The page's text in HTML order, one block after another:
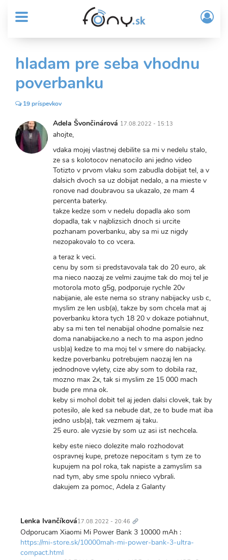
obsah
MENU
Sub
Header
menu
User
account
menu
/
hladam pre seba vhodnu
poverbanku
19 príspevkov
Adela Švončinárová 17.08.2022 - 15:13
ahojte,
vdaka mojej vlastnej debilite sa mi v nedelu stalo,
ze sa s kolotocov nenatocilo ani jedno video
Totizto v prvom vlaku som zabudla dobijat tel, a v
dalsich dvoch sa uz dobijat nedalo, a na mieste v
ronove nad doubravou sa ukazalo, ze mam 4
percenta baterky.
takze kedze som v nedelu dopadla ako som
dopadla, tak v najblizsich dnoch si urcite
pozhanam poverbanku, aby sa mi uz nigdy
nezopakovalo to co vcera.
a teraz k veci.
cenu by som si predstavovala tak do 20 euro, ak
ma nieco naozaj ze velmi zaujme tak do moj tel je
motorola moto g5g, podporuje rychle 20v
nabijanie, ale este nema so strany nabijacky usb c,
myslim ze len usb(a), takze by som chcela mat aj
poverbanku ktora tych 18 20 v dokaze potiahnut,
aby sa mi ten tel nenabijal ohodne pomalsie nez
doma nanabijacke.no a nech to ma aspon jedno
usb)a) kedze to ma moj tel v smere do nabijacky.
kedze poverbanku potrebujem naozaj len na
jednodnove vylety, cize aby som to dobila raz,
mozno max 2x, tak si myslim ze 15 000 mach
bude pre mna ok.
keby si mohol dobit tel aj jeden dalsi clovek, tak by
potesilo, ale ked sa nebude dat, ze to bude mat iba
jedno usb(a), tak vezmem aj taku.
25 euro. ale vyzsie by som uz asi ist nechcela.
keby este nieco dolezite malo rozhodovat
ospravnej kupe, pretoze nepocitam s tym ze to
kupujem na pol roka, tak napiste a zamyslim sa
nad tym, aby sme spolu nnieco vybrali.
dakujem za pomoc, Adela z Galanty
Lenka Ivančíková17.08.2022 - 20:46 odkaz
Odporucam Xiaomi Mi Power Bank 3 10000 mAh :
https://mi-store.sk/10000mah-mi-power-bank-3-ultra-
compact.html